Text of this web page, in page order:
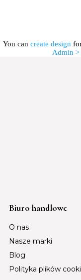
You can create design
Admin >
Biuro handlowe
O nas
Nasze marki
Blog
Polityka plików